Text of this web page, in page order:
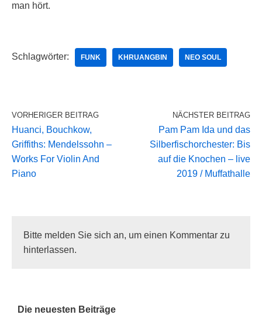
man hört.
Schlagwörter: FUNK KHRUANGBIN NEO SOUL
VORHERIGER BEITRAG
Huanci, Bouchkow,
Griffiths: Mendelssohn –
Works For Violin And
Piano
NÄCHSTER BEITRAG
Pam Pam Ida und das
Silberfischorchester: Bis
auf die Knochen – live
2019 / Muffathalle
Bitte melden Sie sich an, um einen Kommentar zu
hinterlassen.
Die neuesten Beiträge